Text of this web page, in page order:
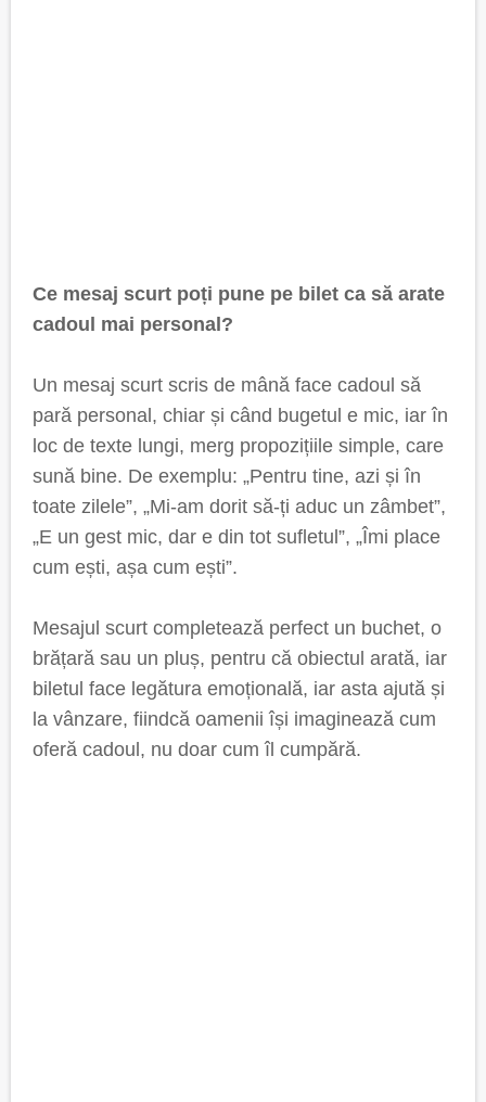
Ce mesaj scurt poți pune pe bilet ca să arate
cadoul mai personal?
Un mesaj scurt scris de mână face cadoul să
pară personal, chiar și când bugetul e mic, iar în
loc de texte lungi, merg propozițiile simple, care
sună bine. De exemplu: „Pentru tine, azi și în
toate zilele”, „Mi-am dorit să-ți aduc un zâmbet”,
„E un gest mic, dar e din tot sufletul”, „Îmi place
cum ești, așa cum ești”.
Mesajul scurt completează perfect un buchet, o
brățară sau un pluș, pentru că obiectul arată, iar
biletul face legătura emoțională, iar asta ajută și
la vânzare, fiindcă oamenii își imaginează cum
oferă cadoul, nu doar cum îl cumpără.